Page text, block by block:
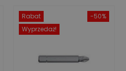
-50%
Rabat
Wyprzedaż!